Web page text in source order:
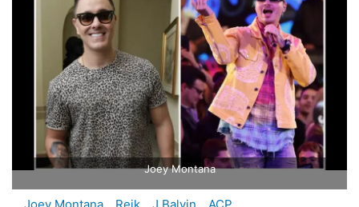
Joey Montana